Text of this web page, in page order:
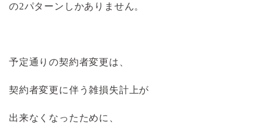
の2パターンしかありません。
予定通りの契約者変更は、
契約者変更に伴う雑損失計上が
出来なくなったために、